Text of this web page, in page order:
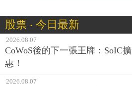
股票 ‧ 今日最新
2026.08.07
CoWoS後的下一張王牌：SoIC
惠！
2026.08.07